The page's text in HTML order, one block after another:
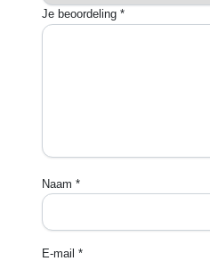
Je beoordeling *
Naam *
E-mail *